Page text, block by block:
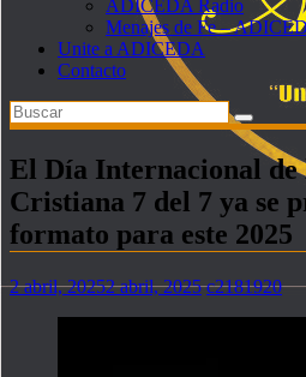
ADICEDA Radio
Menajes de Fe –
Unite a ADICEDA
Contacto
El Día Internacional de
Cristiana 7 del 7 ya se
formato para este 2025
2 abril, 20252 abril, 2025 c2181920